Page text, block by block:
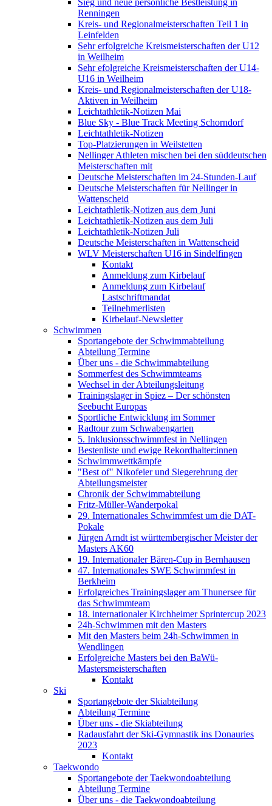
Sieg und neue persönliche Bestleistung in
Renningen
Kreis- und Regionalmeisterschaften Teil 1 in
Leinfelden
Sehr erfolgreiche Kreismeisterschaften der U12
in Weilheim
Sehr efolgreiche Kreismeisterschaften der U14-
U16 in Weilheim
Kreis- und Regionalmeisterschaften der U18-
Aktiven in Weilheim
Leichtathletik-Notizen Mai
Blue Sky - Blue Track Meeting Schorndorf
Leichtathletik-Notizen
Top-Platzierungen in Weilstetten
Nellinger Athleten mischen bei den süddeutschen
Meisterschaften mit
Deutsche Meisterschaften im 24-Stunden-Lauf
Deutsche Meisterschaften für Nellinger in
Wattenscheid
Leichtathletik-Notizen aus dem Juni
Leichtathletik-Notizen aus dem Juli
Leichtathletik-Notizen Juli
Deutsche Meisterschaften in Wattenscheid
WLV Meisterschaften U16 in Sindelfingen
Kontakt
Anmeldung zum Kirbelauf
Anmeldung zum Kirbelauf
Lastschriftmandat
Teilnehmerlisten
Kirbelauf-Newsletter
Schwimmen
Sportangebote der Schwimmabteilung
Abteilung Termine
Über uns - die Schwimmabteilung
Sommerfest des Schwimmteams
Wechsel in der Abteilungsleitung
Trainingslager in Spiez – Der schönsten
Seebucht Europas
Sportliche Entwicklung im Sommer
Radtour zum Schwabengarten
5. Inklusionsschwimmfest in Nellingen
Bestenliste und ewige Rekordhalter:innen
Schwimmwettkämpfe
"Best of" Nikofeier und Siegerehrung der
Abteilungsmeister
Chronik der Schwimmabteilung
Fritz-Müller-Wanderpokal
29. Internationales Schwimmfest um die DAT-
Pokale
Jürgen Arndt ist württembergischer Meister der
Masters AK60
19. Internationaler Bären-Cup in Bernhausen
47. Internationales SWE Schwimmfest in
Berkheim
Erfolgreiches Trainingslager am Thunersee für
das Schwimmteam
18. internationaler Kirchheimer Sprintercup 2023
24h-Schwimmen mit den Masters
Mit den Masters beim 24h-Schwimmen in
Wendlingen
Erfolgreiche Masters bei den BaWü-
Mastersmeisterschaften
Kontakt
Ski
Sportangebote der Skiabteilung
Abteilung Termine
Über uns - die Skiabteilung
Radausfahrt der Ski-Gymnastik ins Donauries
2023
Kontakt
Taekwondo
Sportangebote der Taekwondoabteilung
Abteilung Termine
Über uns - die Taekwondoabteilung